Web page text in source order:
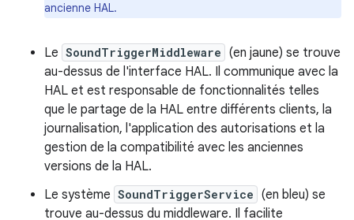
ancienne HAL.
Le SoundTriggerMiddleware (en jaune) se trouve
au-dessus de l'interface HAL. Il communique avec la
HAL et est responsable de fonctionnalités telles
que le partage de la HAL entre différents clients, la
journalisation, l'application des autorisations et la
gestion de la compatibilité avec les anciennes
versions de la HAL.
Le système SoundTriggerService (en bleu) se
trouve au-dessus du middleware. Il facilite